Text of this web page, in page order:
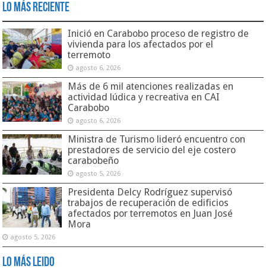
Lo Más Reciente
Inició en Carabobo proceso de registro de
vivienda para los afectados por el
terremoto
agosto 6, 2026
Más de 6 mil atenciones realizadas en
actividad lúdica y recreativa en CAI
Carabobo
agosto 6, 2026
Ministra de Turismo lideró encuentro con
prestadores de servicio del eje costero
carabobeño
agosto 5, 2026
Presidenta Delcy Rodríguez supervisó
trabajos de recuperación de edificios
afectados por terremotos en Juan José
Mora
agosto 5, 2026
Lo Más Leido